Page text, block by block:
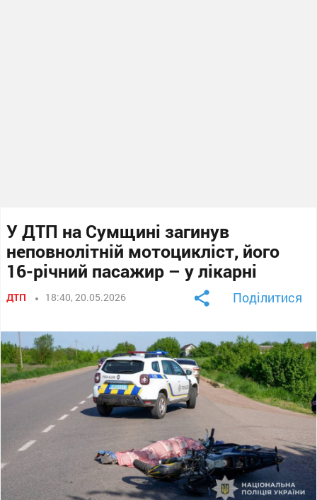
У ДТП на Сумщині загинув
неповнолітній мотоцикліст, його
16-річний пасажир – у лікарні
ДТП 18:40, 20.05.2026 Поділитися